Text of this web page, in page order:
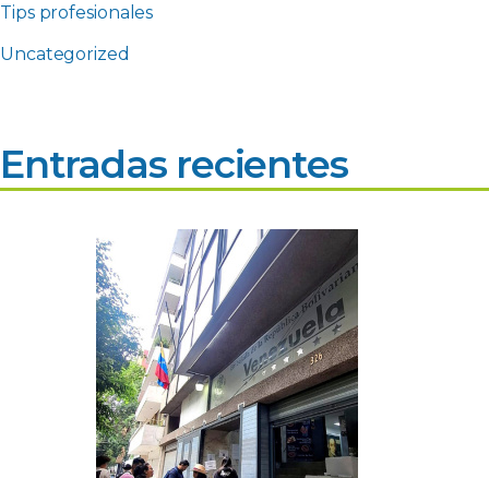
Tips profesionales
Uncategorized
Entradas recientes